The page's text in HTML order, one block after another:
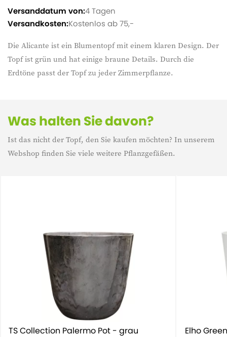
Die Alicante ist ein Blumentopf mit einem klaren Design. Der
Topf ist grün und hat einige braune Details. Durch die
Erdtöne passt der Topf zu jeder Zimmerpflanze.
Versanddatum von:4 Tagen
Versandkosten:Kostenlos ab 75,-
Was halten Sie davon?
Ist das nicht der Topf, den Sie kaufen möchten? In unserem
Webshop finden Sie viele weitere Pflanzgefäßen.
TS Collection Palermo Pot - grau Elho